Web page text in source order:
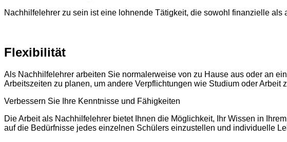
Nachhilfelehrer zu sein ist eine lohnende Tätigkeit, die sowohl finanzielle
Flexibilität
Als Nachhilfelehrer arbeiten Sie normalerweise von zu Hause aus oder an
Arbeitszeiten zu planen, um andere Verpflichtungen wie Studium oder Arbeit
Verbessern Sie Ihre Kenntnisse und Fähigkeiten
Die Arbeit als Nachhilfelehrer bietet Ihnen die Möglichkeit, Ihr Wissen in
auf die Bedürfnisse jedes einzelnen Schülers einzustellen und individuelle